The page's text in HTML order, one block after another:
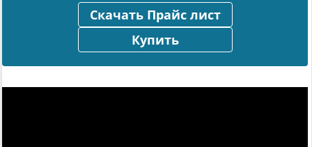
Скачать Прайс лист
Купить